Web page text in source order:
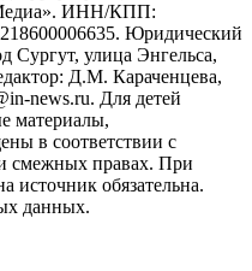
ИНН/КПП:
Юридический
улица Энгельса,
Д.М. Караченцева,
news.ru. Для детей
материалы,
в соответствии с
и смежных правах. При
источник обязательна.
данных.